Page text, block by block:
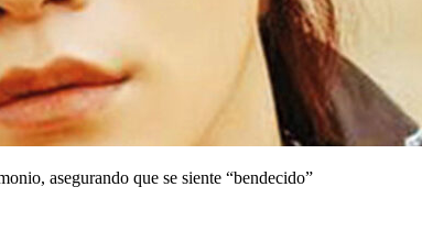
asegurando que se siente “bendecido”